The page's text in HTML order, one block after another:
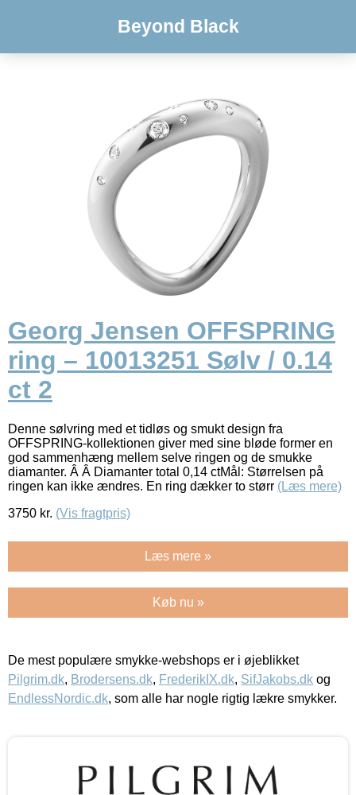
Beyond Black
Georg Jensen OFFSPRING
ring – 10013251 Sølv / 0.14
ct 2
Denne sølvring med et tidløs og smukt design fra
OFFSPRING-kollektionen giver med sine bløde former en
god sammenhæng mellem selve ringen og de smukke
diamanter. Â Â Diamanter total 0,14 ctMål: Størrelsen på
ringen kan ikke ændres. En ring dækker to størr (Læs mere)
3750 kr. (Vis fragtpris)
Læs mere »
Køb nu »
De mest populære smykke-webshops er i øjeblikket
Pilgrim.dk, Brodersens.dk, FrederikIX.dk, SifJakobs.dk og
EndlessNordic.dk, som alle har nogle rigtig lækre smykker.